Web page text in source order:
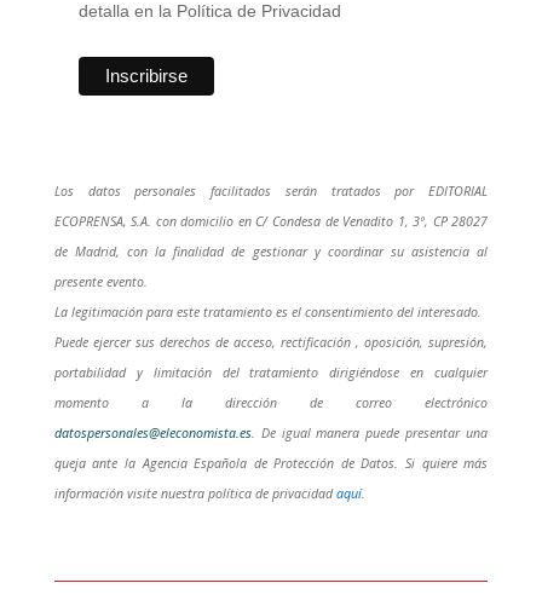
detalla en la Política de Privacidad
Los datos personales facilitados serán tratados por EDITORIAL
ECOPRENSA, S.A. con domicilio en C/ Condesa de Venadito 1, 3º, CP 28027
de Madrid, con la finalidad de gestionar y coordinar su asistencia al
presente evento.
La legitimación para este tratamiento es el consentimiento del interesado.
Puede ejercer sus derechos de acceso, rectificación , oposición, supresión,
portabilidad y limitación del tratamiento dirigiéndose en cualquier
momento a la dirección de correo electrónico
datospersonales@eleconomista.es. De igual manera puede presentar una
queja ante la Agencia Española de Protección de Datos. Si quiere más
información visite nuestra política de privacidadaquí.